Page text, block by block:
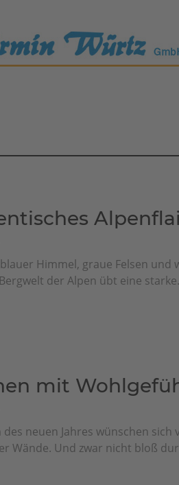
Himmel, graue Felsen und
der Alpen übt eine
mit
des neuen Jahres wünschen
Wände. Und zwar nicht bloß